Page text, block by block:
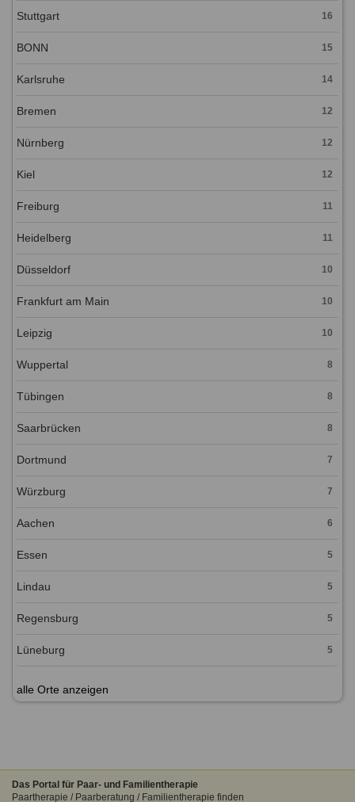
Stuttgart 16
BONN 15
Karlsruhe 14
Bremen 12
Nürnberg 12
Kiel 12
Freiburg 11
Heidelberg 11
Düsseldorf 10
Frankfurt am Main 10
Leipzig 10
Wuppertal 8
Tübingen 8
Saarbrücken 8
Dortmund 7
Würzburg 7
Aachen 6
Essen 5
Lindau 5
Regensburg 5
Lüneburg 5
alle Orte anzeigen
Das Portal für Paar- und Familientherapie
Paartherapie / Paarberatung / Familientherapie finden